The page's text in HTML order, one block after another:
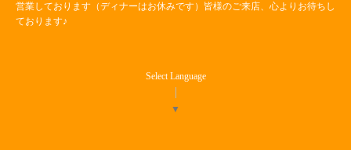
営業しております（ディナーはお休みです）皆様のご来店、心よりお待ちし
ております♪
Select Language
▼